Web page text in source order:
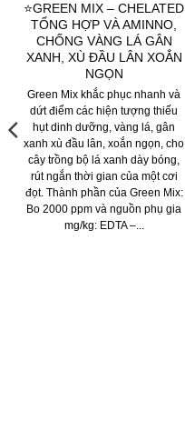
⭐GREEN MIX – CHELATED
TỔNG HỢP VÀ AMINNO,
CHỐNG VÀNG LÁ GÂN
XANH, XÙ ĐẦU LÂN XOẮN
NGỌN
Green Mix khắc phục nhanh và
dứt điểm các hiện tượng thiếu
hụt dinh dưỡng, vàng lá, gân
xanh xù đầu lân, xoắn ngọn, cho
cây trồng bộ lá xanh dày bóng,
rút ngắn thời gian của một cơi
đọt. Thành phần của Green Mix:
Bo 2000 ppm và nguồn phụ gia
mg/kg: EDTA –...